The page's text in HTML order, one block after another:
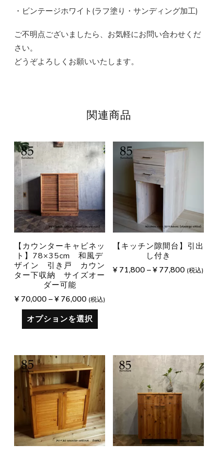
・ビンテージホワイト(ラフ塗り・サンディング加工)
ご不明点ございましたら、お気軽にお問い合わせくだ
さい。
どうぞよろしくお願いいたします。
関連商品
【カウンターキャビネッ
ト】78×35cm 和風デ
ザイン 引き戸 カウン
ター下収納 サイズオー
ダー可能
¥70,000–¥76,000 (税込)
オプションを選択
【キッチン隙間台】引出
し付き
¥ 71,800–¥ 77,800 (税込)